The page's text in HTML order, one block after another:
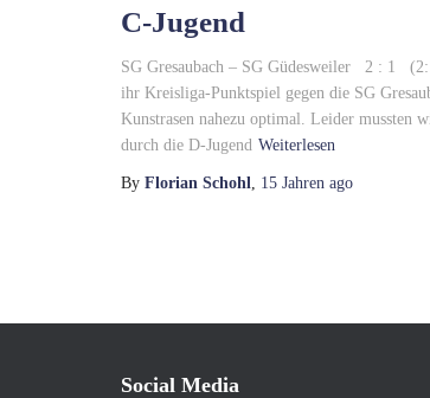
C-Jugend
SG Gresaubach – SG Güdesweiler 2 : 1
ihr Kreisliga-Punktspiel gegen die SG
Kunstrasen nahezu optimal. Leider mussten
durch die D-Jugend Weiterlesen
By Florian Schohl, 15 Jahren ago
Social Media